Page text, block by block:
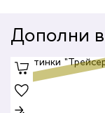
Дополни